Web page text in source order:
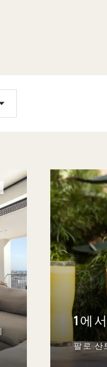
1에
팔로 산